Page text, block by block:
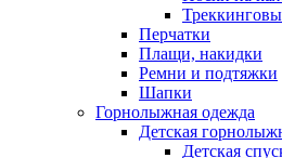
Перчатки
Плащи, накидки
Ремни и подтяжки
Шапки
Горнолыжная одежда
Детская
Детская